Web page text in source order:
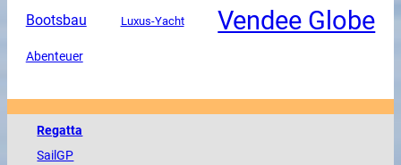
Bootsbau Luxus-Yacht Vendee Globe
Abenteuer
Regatta
SailGP